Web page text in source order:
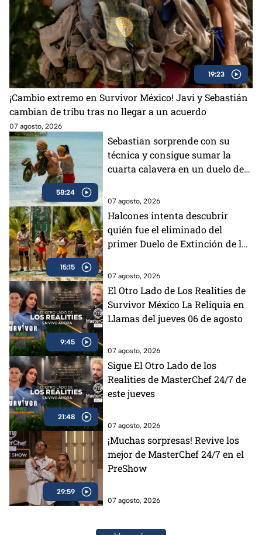
19:23
¡Cambio extremo en Survivor México! Javi y Sebastián
cambian de tribu tras no llegar a un acuerdo
07 agosto, 2026
58:24
Sebastian sorprende con su
técnica y consigue sumar la
cuarta calavera en un duelo de
07 agosto, 2026
15:15
Halcones intenta descubrir
quién fue el eliminado del
primer Duelo de Extinción de la
07 agosto, 2026
9:45
El Otro Lado de Los Realities de
Survivor México La Reliquia en
Llamas del jueves 06 de agosto
07 agosto, 2026
21:48
Sigue El Otro Lado de los
Realities de MasterChef 24/7 de
este jueves
07 agosto, 2026
29:59
¡Muchas sorpresas! Revive los
mejor de MasterChef 24/7 en el
PreShow
07 agosto, 2026